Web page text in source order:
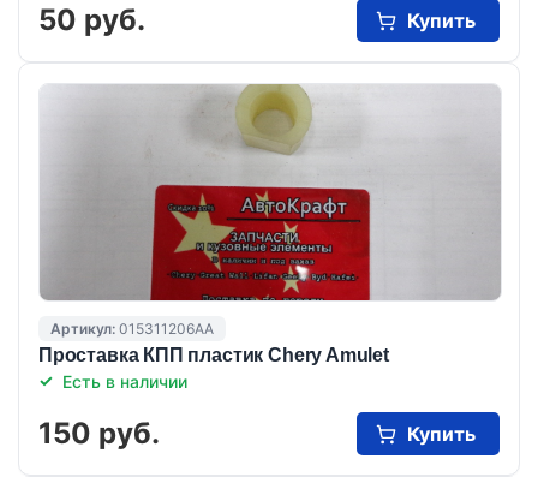
50 руб. Купить
Артикул: 015311206AA
Проставка КПП пластик Chery Amulet
Есть в наличии
150 руб. Купить